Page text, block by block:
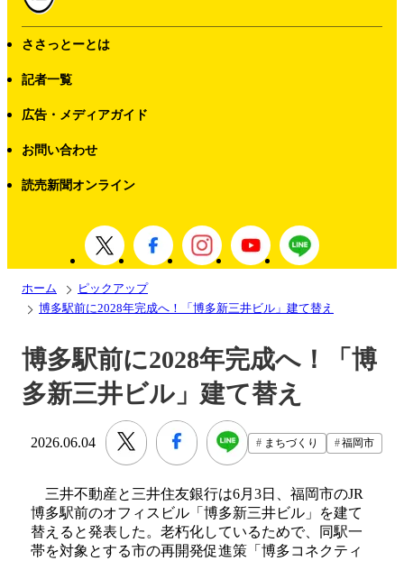
ささっとーとは
記者一覧
広告・メディアガイド
お問い合わせ
読売新聞オンライン
ホーム
ピックアップ
博多駅前に2028年完成へ！「博多新三井ビル」建て替え
博多駅前に2028年完成へ！「博
多新三井ビル」建て替え
2026.06.04 まちづくり 福岡市
三井不動産と三井住友銀行は6月3日、福岡市のJR
博多駅前のオフィスビル「博多新三井ビル」を建て
替えると発表した。老朽化しているためで、同駅一
帯を対象とする市の再開発促進策「博多コネクティ